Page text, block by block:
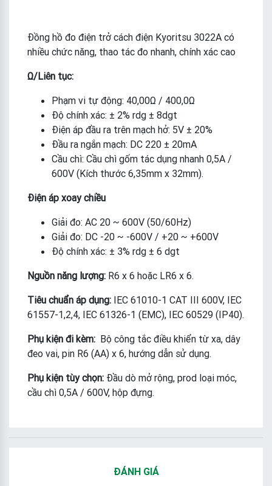
Đồng hồ đo điện trở cách điện Kyoritsu 3022A có
nhiều chức năng, thao tác đo nhanh, chính xác cao
Ω/Liên tục:
Phạm vi tự động: 40,00Ω / 400,0Ω
Độ chính xác: ± 2% rdg ± 8dgt
Điện áp đầu ra trên mạch hở: 5V ± 20%
Đầu ra ngắn mạch: DC 220 ± 20mA
Cầu chì: Cầu chì gốm tác dụng nhanh 0,5A /
600V (Kích thước 6,35mm x 32mm).
Điện áp xoay chiều
Giải đo: AC 20 ~ 600V (50/60Hz)
Giải đo: DC -20 ~ -600V / +20 ~ +600V
Độ chính xác: ± 3% rdg ± 6 dgt
Nguồn năng lượng: R6 x 6 hoặc LR6 x 6.
Tiêu chuẩn áp dụng: IEC 61010-1 CAT III 600V, IEC
61557-1,2,4, IEC 61326-1 (EMC), IEC 60529 (IP40).
Phụ kiện đi kèm: Bộ công tắc điều khiển từ xa, dây
đeo vai, pin R6 (AA) x 6, hướng dẫn sử dụng.
Phụ kiện tùy chọn: Đầu dò mở rộng, prod loại móc,
cầu chì 0,5A / 600V, hộp đựng.
ĐÁNH GIÁ